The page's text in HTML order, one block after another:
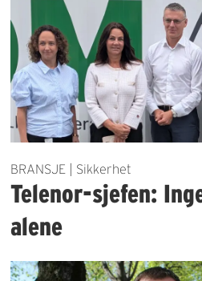
BRANSJE | Sikkerhet
Telenor-sjefen:
alene